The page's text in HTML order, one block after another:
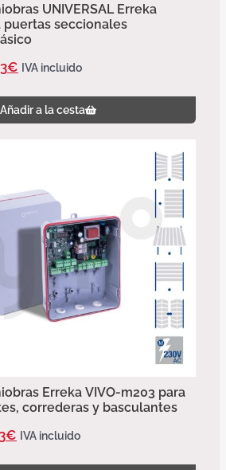
UNIVERSAL Erreka
puertas seccionales
€ IVA incluido
Añadir a la cesta
Erreka VIVO-m203 para
correderas y basculantes
€ IVA incluido